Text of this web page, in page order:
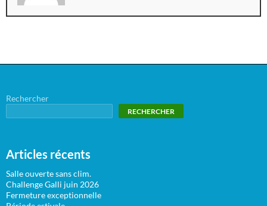
Rechercher
RECHERCHER
Articles récents
Salle ouverte sans clim.
Challenge Galli juin 2026
Fermeture exceptionnelle